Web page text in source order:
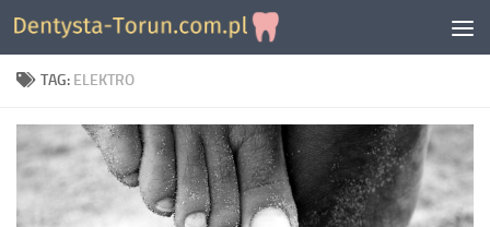
Skip to content
TAG: ELEKTRO